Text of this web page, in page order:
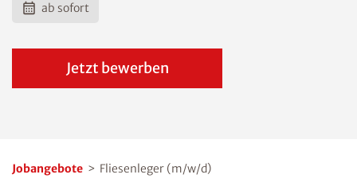
ab sofort
Jetzt bewerben
Jobangebote > Fliesenleger (m/w/d)